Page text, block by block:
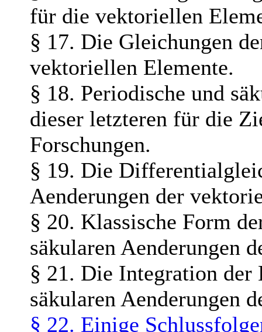
für die vektoriellen
§ 17. Die Gleichungen
vektoriellen Elemente.
§ 18. Periodische und
dieser letzteren für die
Forschungen.
§ 19. Die
Aenderungen der
§ 20. Klassische Form
säkularen Aenderungen
§ 21. Die Integration
säkularen Aenderungen
§ 22. Einige